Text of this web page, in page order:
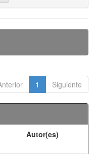
1 Siguiente
Autor(es)